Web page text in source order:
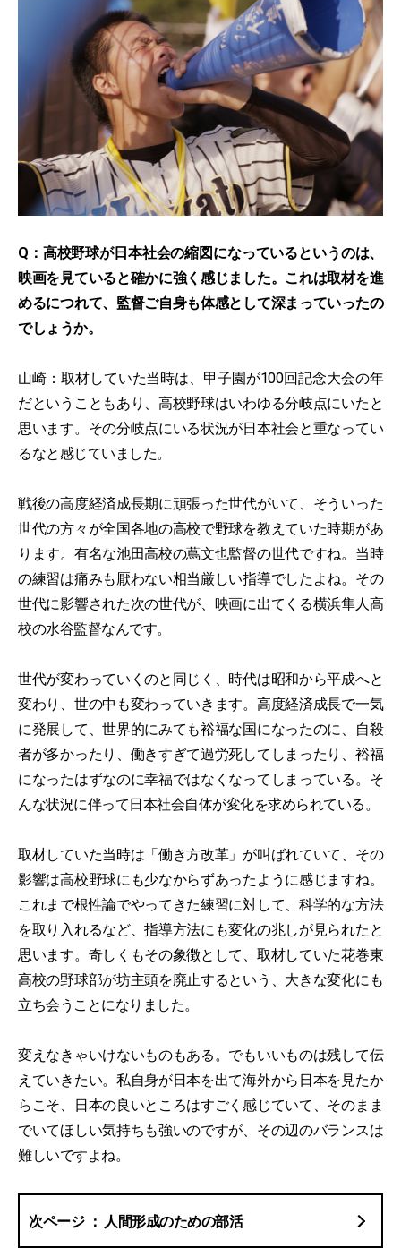
Q：高校野球が日本社会の縮図になっているというのは、
映画を見ていると確かに強く感じました。これは取材を進
めるにつれて、監督ご自身も体感として深まっていったの
でしょうか。
山崎：取材していた当時は、甲子園が100回記念大会の年
だということもあり、高校野球はいわゆる分岐点にいたと
思います。その分岐点にいる状況が日本社会と重なってい
るなと感じていました。
戦後の高度経済成長期に頑張った世代がいて、そういった
世代の方々が全国各地の高校で野球を教えていた時期があ
ります。有名な池田高校の蔦文也監督の世代ですね。当時
の練習は痛みも厭わない相当厳しい指導でしたよね。その
世代に影響された次の世代が、映画に出てくる横浜隼人高
校の水谷監督なんです。
世代が変わっていくのと同じく、時代は昭和から平成へと
変わり、世の中も変わっていきます。高度経済成長で一気
に発展して、世界的にみても裕福な国になったのに、自殺
者が多かったり、働きすぎて過労死してしまったり、裕福
になったはずなのに幸福ではなくなってしまっている。そ
んな状況に伴って日本社会自体が変化を求められている。
取材していた当時は「働き方改革」が叫ばれていて、その
影響は高校野球にも少なからずあったように感じますね。
これまで根性論でやってきた練習に対して、科学的な方法
を取り入れるなど、指導方法にも変化の兆しが見られたと
思います。奇しくもその象徴として、取材していた花巻東
高校の野球部が坊主頭を廃止するという、大きな変化にも
立ち会うことになりました。
変えなきゃいけないものもある。でもいいものは残して伝
えていきたい。私自身が日本を出て海外から日本を見たか
らこそ、日本の良いところはすごく感じていて、そのまま
でいてほしい気持ちも強いのですが、その辺のバランスは
難しいですよね。
人間形成のための部活